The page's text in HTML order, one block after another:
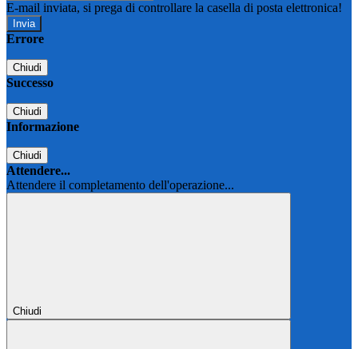
E-mail inviata, si prega di controllare la casella di posta elettronica!
Errore
Chiudi
Successo
Chiudi
Informazione
Chiudi
Attendere...
Attendere il completamento dell'operazione...
Chiudi